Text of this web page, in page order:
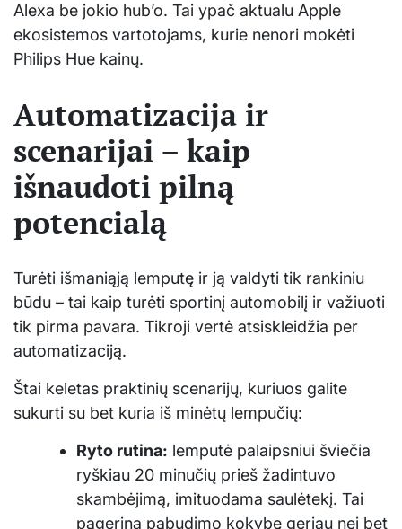
Alexa be jokio hub’o. Tai ypač aktualu Apple
ekosistemos vartotojams, kurie nenori mokėti
Philips Hue kainų.
Automatizacija ir
scenarijai – kaip
išnaudoti pilną
potencialą
Turėti išmaniąją lemputę ir ją valdyti tik rankiniu
būdu – tai kaip turėti sportinį automobilį ir važiuoti
tik pirma pavara. Tikroji vertė atsiskleidžia per
automatizaciją.
Štai keletas praktinių scenarijų, kuriuos galite
sukurti su bet kuria iš minėtų lempučių:
Ryto rutina: lemputė palaipsniui šviečia
ryškiau 20 minučių prieš žadintuvo
skambėjimą, imituodama saulėtekį. Tai
pagerina pabudimo kokybę geriau nei bet